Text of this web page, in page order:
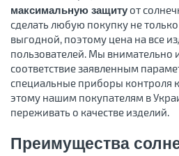
максимальную защитуот
сделать любую покупку не
выгодной, поэтому цена на все
пользователей. Мы внимательно
соответствие заявленным
специальные приборы контроля
этому нашим покупателям в
переживать о качестве изделий.
Преимущества